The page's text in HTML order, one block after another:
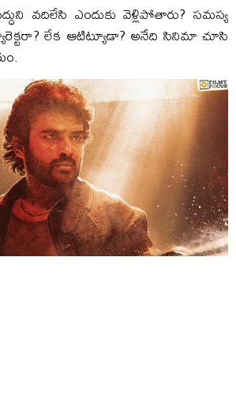
వదిలేసి ఎందుకు వెళ్లిపోతారు? సమస్య
లేక ఆటిట్యూడా? అనేది సినిమా చూసి